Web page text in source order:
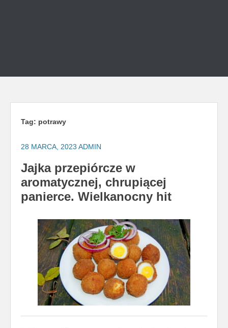
Tag: potrawy
28 MARCA, 2023 ADMIN
Jajka przepiórcze w
aromatycznej, chrupiącej
panierce. Wielkanocny hit